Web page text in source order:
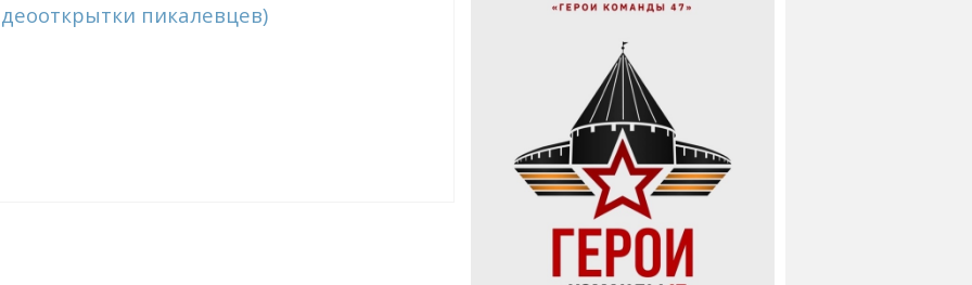
пикалевцев)